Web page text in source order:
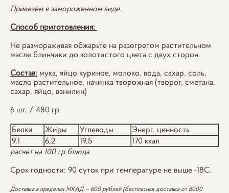
Привезём в замороженном виде.
Способ приготовления:
Не размораживая обжарьте на разогретом растительном
масле блинчики до золотистого цвета с двух сторон.
Состав: мука, яйцо куриное, молоко, вода, сахар, соль,
масло растительное, начинка творожная (творог, сметана,
сахар, яйцо, ванилин)
6 шт. / 480 гр.
Белки Жиры Углеводы
Энерг. ценность
9,1
6,2 19,5
170 ккал
расчет на 100 гр блюда
Срок годности: 90 суток при температуре не выше -18С.
Доставка в пределах МКАД — 600 рублей (бесплатная доставка от 6000